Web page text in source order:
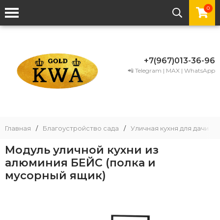
0
+7(967)013-36-96
📲 Telegram | MAX | WhatsApp
Главная / Благоустройство сада / Уличная кухня для дачи
Модуль уличной кухни из
алюминия БЕЙС (полка и
мусорный ящик)